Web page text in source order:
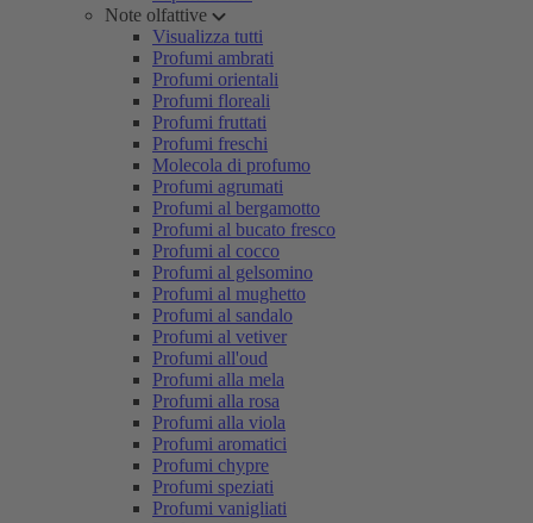
Note olfattive
Visualizza tutti
Profumi ambrati
Profumi orientali
Profumi floreali
Profumi fruttati
Profumi freschi
Molecola di profumo
Profumi agrumati
Profumi al bergamotto
Profumi al bucato fresco
Profumi al cocco
Profumi al gelsomino
Profumi al mughetto
Profumi al sandalo
Profumi al vetiver
Profumi all'oud
Profumi alla mela
Profumi alla rosa
Profumi alla viola
Profumi aromatici
Profumi chypre
Profumi speziati
Profumi vanigliati